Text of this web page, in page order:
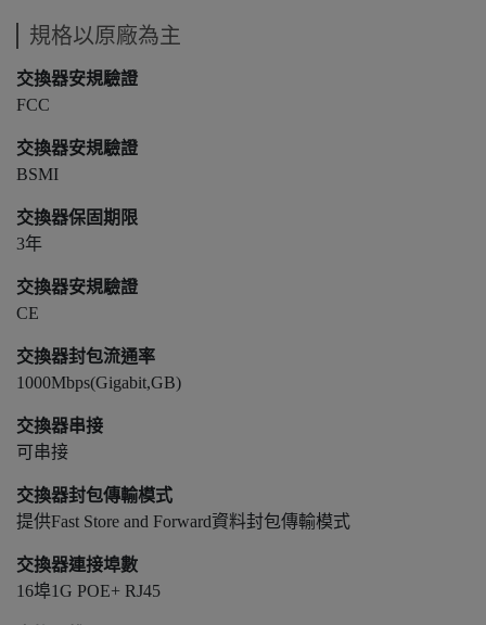
規格以原廠為主
交換器安規驗證
FCC
交換器安規驗證
BSMI
交換器保固期限
3年
交換器安規驗證
CE
交換器封包流通率
1000Mbps(Gigabit,GB)
交換器串接
可串接
交換器封包傳輸模式
提供Fast Store and Forward資料封包傳輸模式
交換器連接埠數
16埠1G POE+ RJ45